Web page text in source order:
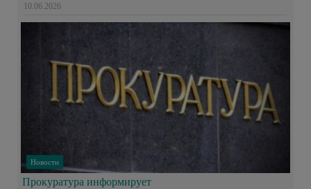
10.06.2026
Новости
Прокуратура информирует